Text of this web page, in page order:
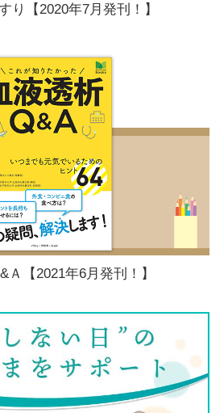
り【2020年7月発刊！】
Ａ【2021年6月発刊！】